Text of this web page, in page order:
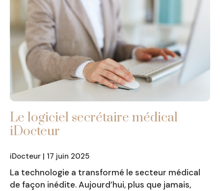
Le logiciel secrétaire médical
iDocteur
iDocteur | 17 juin 2025
La technologie a transformé le secteur médical
de façon inédite. Aujourd’hui, plus que jamais,